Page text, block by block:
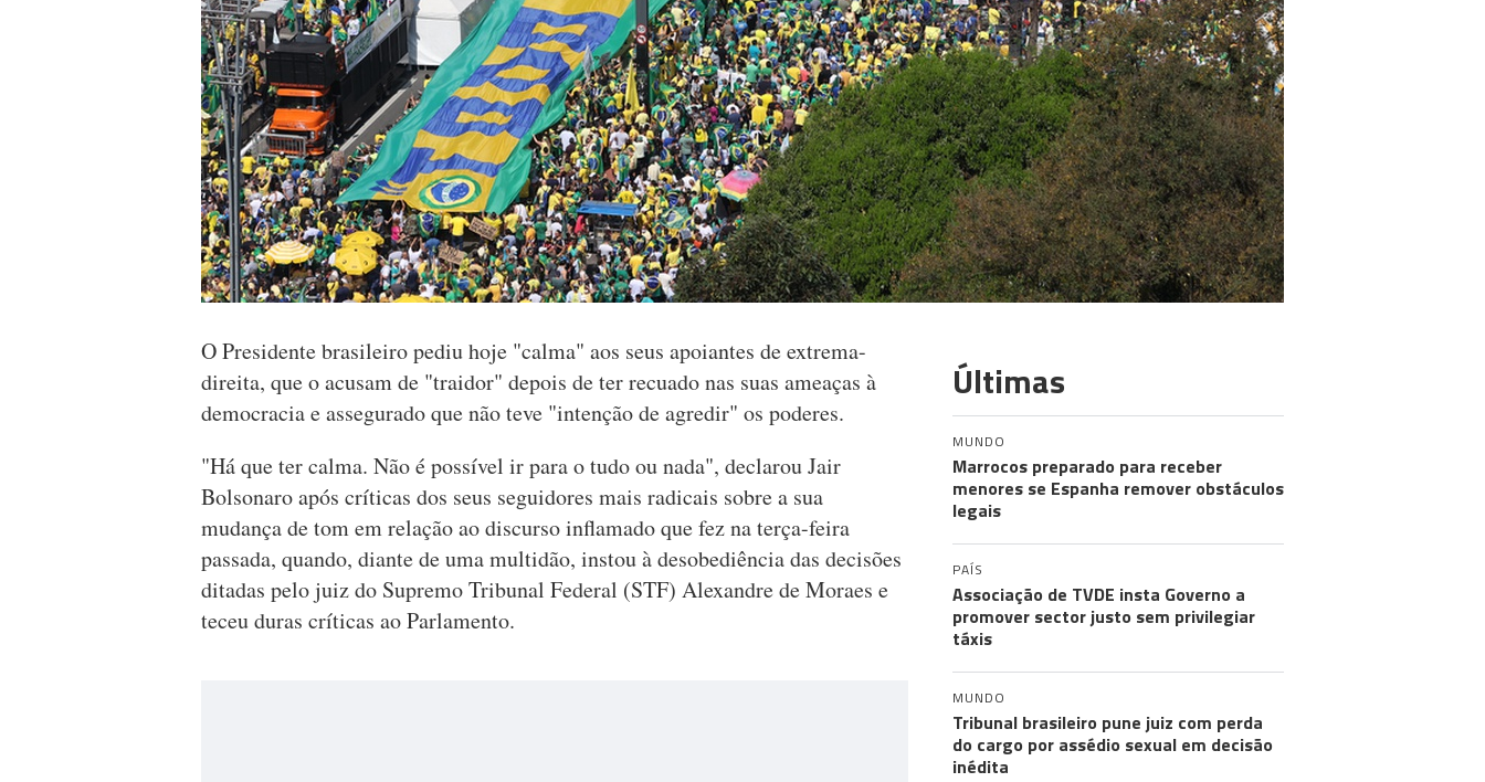
O Presidente brasileiro pediu hoje "calma" aos seus apoiantes de extrema-
direita, que o acusam de "traidor" depois de ter recuado nas suas ameaças à
democracia e assegurado que não teve "intenção de agredir" os poderes.
"Há que ter calma. Não é possível ir para o tudo ou nada", declarou Jair
Bolsonaro após críticas dos seus seguidores mais radicais sobre a sua
mudança de tom em relação ao discurso inflamado que fez na terça-feira
passada, quando, diante de uma multidão, instou à desobediência das decisões
ditadas pelo juiz do Supremo Tribunal Federal (STF) Alexandre de Moraes e
teceu duras críticas ao Parlamento.
Últimas
MUNDO
Marrocos preparado para receber
menores se Espanha remover obstáculos
legais
PAÍS
Associação de TVDE insta Governo a
promover sector justo sem privilegiar
táxis
MUNDO
Tribunal brasileiro pune juiz com perda
do cargo por assédio sexual em decisão
inédita